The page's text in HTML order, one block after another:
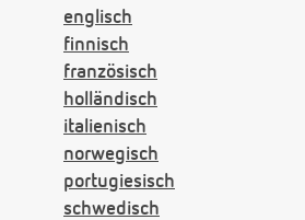
englisch
finnisch
französisch
holländisch
italienisch
norwegisch
portugiesisch
schwedisch